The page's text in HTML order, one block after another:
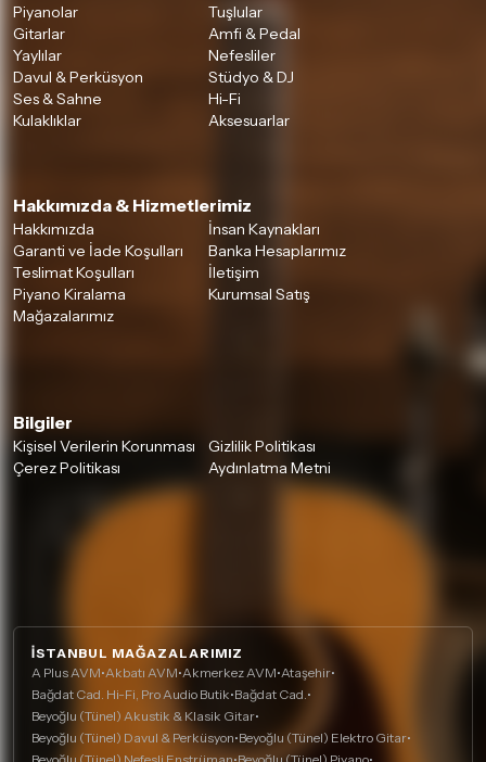
Piyanolar
Tuşlular
Gitarlar
Amfi & Pedal
Yaylılar
Nefesliler
Davul & Perküsyon
Stüdyo & DJ
Ses & Sahne
Hi-Fi
Kulaklıklar
Aksesuarlar
Hakkımızda & Hizmetlerimiz
Hakkımızda
İnsan Kaynakları
Garanti ve İade Koşulları
Banka Hesaplarımız
Teslimat Koşulları
İletişim
Piyano Kiralama
Kurumsal Satış
Mağazalarımız
Bilgiler
Kişisel Verilerin Korunması
Gizlilik Politikası
Çerez Politikası
Aydınlatma Metni
İSTANBUL MAĞAZALARIMIZ
A Plus AVM•Akbatı AVM•Akmerkez AVM•Ataşehir•
Bağdat Cad. Hi-Fi, Pro Audio Butik•Bağdat Cad. •
Beyoğlu (Tünel) Akustik & Klasik Gitar•
Beyoğlu (Tünel) Davul & Perküsyon•Beyoğlu (Tünel) Elektro Gitar•